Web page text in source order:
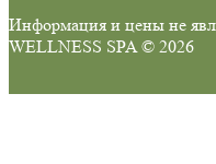
Информация и цены не
WELLNESS SPA © 2026